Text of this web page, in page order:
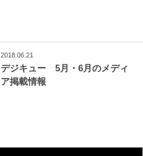
2018.06.21
デジキュー 5月・6月のメディ
ア掲載情報